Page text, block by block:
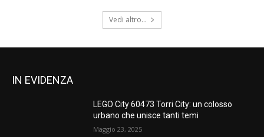
Vedi altro...
IN EVIDENZA
LEGO City 60473 Torri City: un colosso
urbano che unisce tanti temi
Maggio 23, 2025